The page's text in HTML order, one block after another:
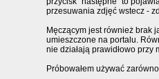
przesuwania zdjęć wstecz -
Męczącym jest również brak
umieszczone na portalu.
nie działają prawidłowo przy
Próbowałem używać